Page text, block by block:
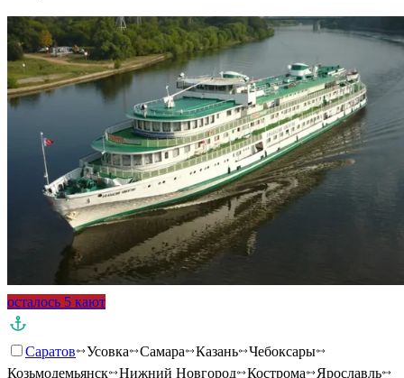
осталось 5 кают
Саратов Усовка Самара Казань
Чебоксары
Козьмодемьянск
Нижний Новгород Кострома Ярославль